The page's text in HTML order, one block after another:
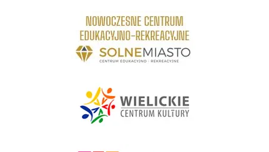
link do strony Centrum Edukacyjno Rekreacyjne